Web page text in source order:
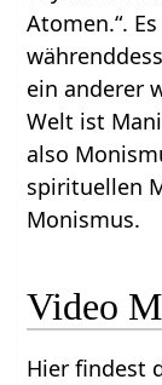
Atomen.“.
ein anderer
Welt ist
also
spirituellen
Monismus.
Video
Hier findest